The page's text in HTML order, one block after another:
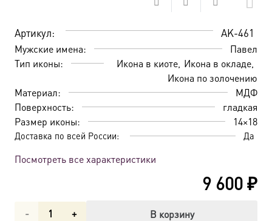
Артикул: AK-461
Мужские имена:
Павел
Тип иконы:
Икона в киоте Икона в окладе
Икона по золочению
Материал:
МДФ
Поверхность:
гладкая
Размер иконы:
14×18
Доставка по всей России: Да
Посмотреть все характеристики
9 600₽
Количество
В корзину